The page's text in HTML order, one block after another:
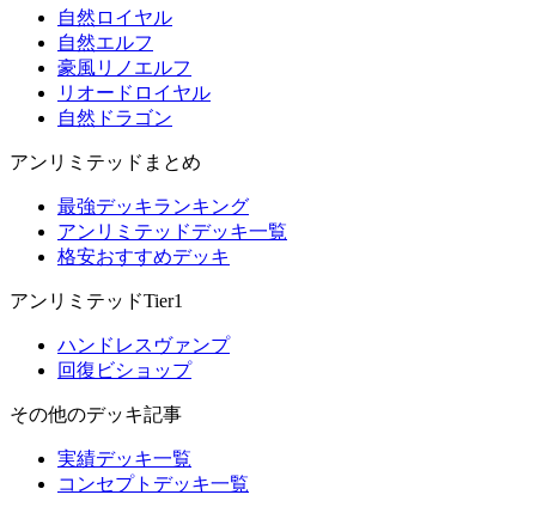
自然ロイヤル
自然エルフ
豪風リノエルフ
リオードロイヤル
自然ドラゴン
アンリミテッドまとめ
最強デッキランキング
アンリミテッドデッキ一覧
格安おすすめデッキ
アンリミテッドTier1
ハンドレスヴァンプ
回復ビショップ
その他のデッキ記事
実績デッキ一覧
コンセプトデッキ一覧